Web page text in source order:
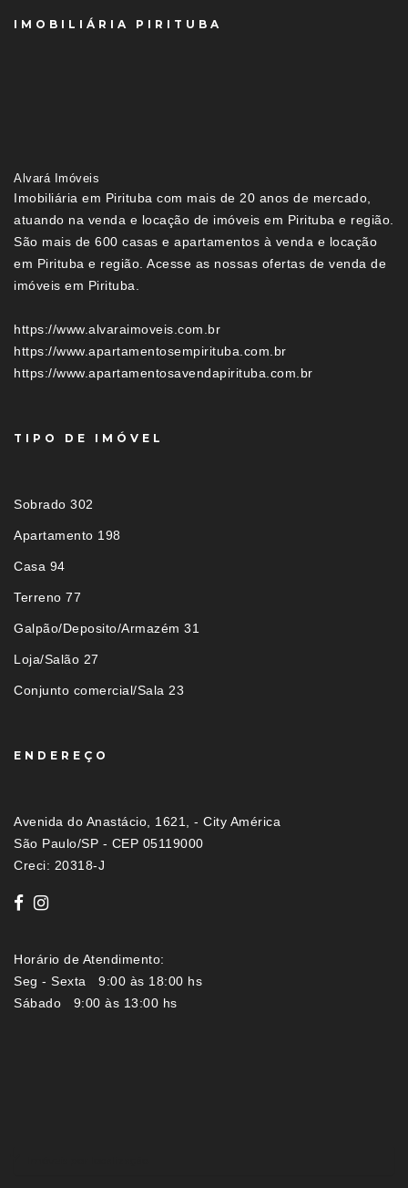
IMOBILIÁRIA PIRITUBA
Alvará Imóveis
Imobiliária em Pirituba com mais de 20 anos de mercado,
atuando na venda e locação de imóveis em Pirituba e região.
São mais de 600 casas e apartamentos à venda e locação
em Pirituba e região. Acesse as nossas ofertas de venda de
imóveis em Pirituba.
https://www.alvaraimoveis.com.br
https://www.apartamentosempirituba.com.br
https://www.apartamentosavendapirituba.com.br
TIPO DE IMÓVEL
Sobrado 302
Apartamento 198
Casa 94
Terreno 77
Galpão/Deposito/Armazém 31
Loja/Salão 27
Conjunto comercial/Sala 23
ENDEREÇO
Avenida do Anastácio, 1621, - City América
São Paulo/SP - CEP 05119000
Creci: 20318-J
Horário de Atendimento:
Seg - Sexta 9:00 às 18:00 hs
Sábado 9:00 às 13:00 hs